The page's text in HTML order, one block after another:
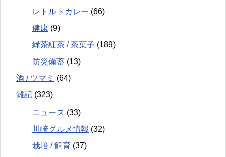
レトルトカレー (66)
健康 (9)
緑茶紅茶 / 茶菓子 (189)
防災備蓄 (13)
酒 / ツマミ (64)
雑記 (323)
ニュース (33)
川崎グルメ情報 (32)
栽培 / 飼育 (37)